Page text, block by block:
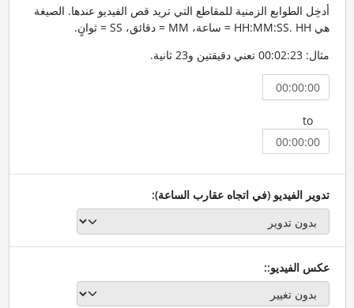
أدخِل الطوابع الزمنية للمقاطع التي تريد قص الفيديو عندها. الصيغة
هي HH:MM:SS. HH = ساعة، MM = دقائق، SS = ثوانٍ.
مثال: 00:02:23 تعني دقيقتين و23 ثانية.
to
تدوير الفيديو (في اتجاه عقارب الساعة):
عكس الفيديو::